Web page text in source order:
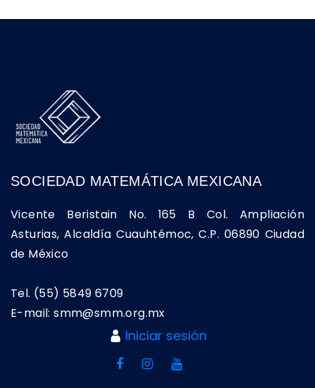
SOCIEDAD MATEMÁTICA MEXICANA
Vicente Beristain No. 165 B Col. Ampliación
Asturias, Alcaldía Cuauhtémoc, C.P. 06890 Ciudad
de México
Tel. (55) 5849 6709
E-mail: smm@smm.org.mx
Iniciar sesión